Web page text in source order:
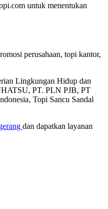
untuk menentukan
perusahaan, topi kantor,
Lingkungan Hidup dan
PT. PLN PJB, PT
Topi Sancu Sandal
dan dapatkan layanan